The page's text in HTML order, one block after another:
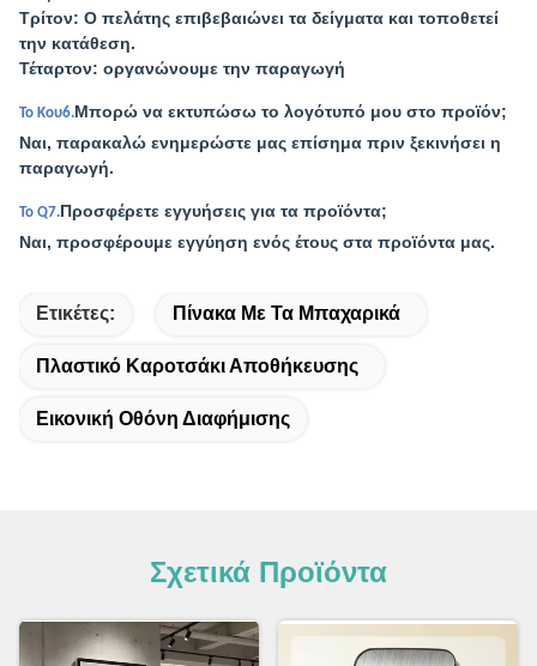
Τρίτον: Ο πελάτης επιβεβαιώνει τα δείγματα και τοποθετεί
την κατάθεση.
Τέταρτον: οργανώνουμε την παραγωγή
Το Κου6.Μπορώ να εκτυπώσω το λογότυπό μου στο προϊόν;
Ναι, παρακαλώ ενημερώστε μας επίσημα πριν ξεκινήσει η
παραγωγή.
Το Q7.Προσφέρετε εγγυήσεις για τα προϊόντα;
Ναι, προσφέρουμε εγγύηση ενός έτους στα προϊόντα μας.
Ετικέτες: Πίνακα Με Τα Μπαχαρικά
Πλαστικό Καροτσάκι Αποθήκευσης
Εικονική Οθόνη Διαφήμισης
Σχετικά Προϊόντα